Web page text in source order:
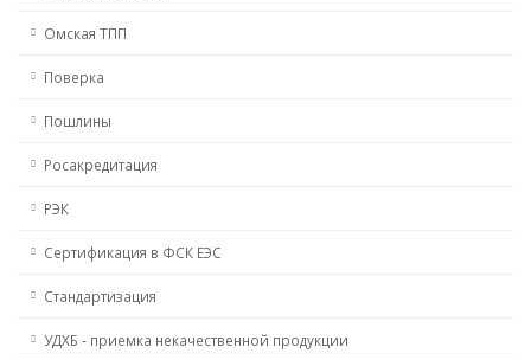
Омская ТПП
Поверка
Пошлины
Росакредитация
РЭК
Сертификация в ФСК ЕЭС
Стандартизация
УДХБ - приемка некачественной продукции